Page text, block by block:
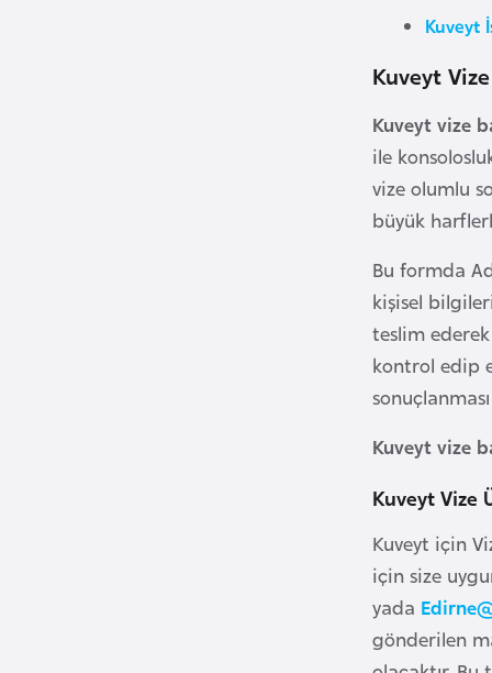
Kuveyt
Kuveyt
Kuveyt vize
ile
vize olumlu
büyük
Bu formda
kişisel
teslim
kontrol edip
Kuveyt vize
Kuveyt Vize
Kuveyt için
için size
yada
gönderilen